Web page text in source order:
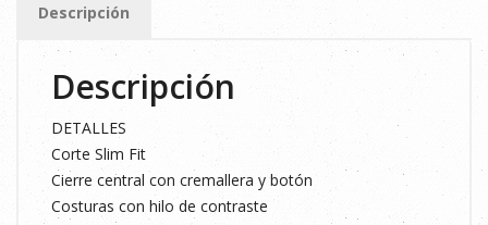
Descripción
Descripción
DETALLES
Corte Slim Fit
Cierre central con cremallera y botón
Costuras con hilo de contraste